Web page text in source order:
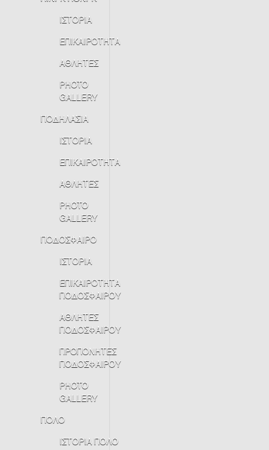
ΙΣΤΟΡΙΑ
ΕΠΙΚΑΙΡΟΤΗΤΑ
ΑΘΛΗΤΕΣ
PHOTO
GALLERY
ΠΟΔΗΛΑΣΙΑ
ΙΣΤΟΡΙΑ
ΕΠΙΚΑΙΡΟΤΗΤΑ
ΑΘΛΗΤΕΣ
PHOTO
GALLERY
ΠΟΔΟΣΦΑΙΡΟ
ΙΣΤΟΡΙΑ
ΕΠΙΚΑΙΡΟΤΗΤΑ
ΠΟΔΟΣΦΑΙΡΟΥ
ΑΘΛΗΤΕΣ
ΠΟΔΟΣΦΑΙΡΟΥ
ΠΡΟΠΟΝΗΤΕΣ
ΠΟΔΟΣΦΑΙΡΟΥ
PHOTO
GALLERY
ΠΟΛΟ
ΙΣΤΟΡΙΑ ΠΟΛΟ